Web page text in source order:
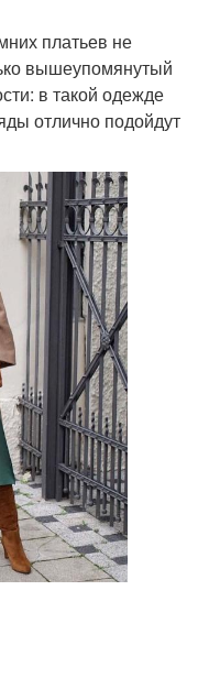
платьев не
вышеупомянутый
в такой одежде
отлично подойдут